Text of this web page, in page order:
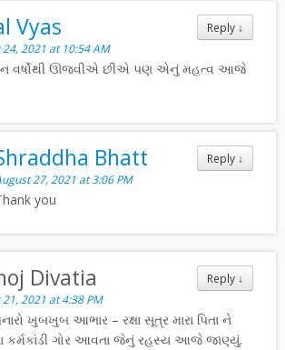
Reply ↓
Vyas
2021 at 10:54 AM
વર્ષોથી ઊજવીએ છીએ પણ એનું મહત્વ આજે
Reply ↓
Bhatt
27, 2021 at 3:06 PM
you
Reply ↓
Divatia
2021 at 4:38 PM
ખુબખુબ આભાર – રક્ષા સૂત્ર મારા પિતા ને
કર્મકાંડી ગોર આવતા જેનું રહસ્ય આજે જાણ્યું.